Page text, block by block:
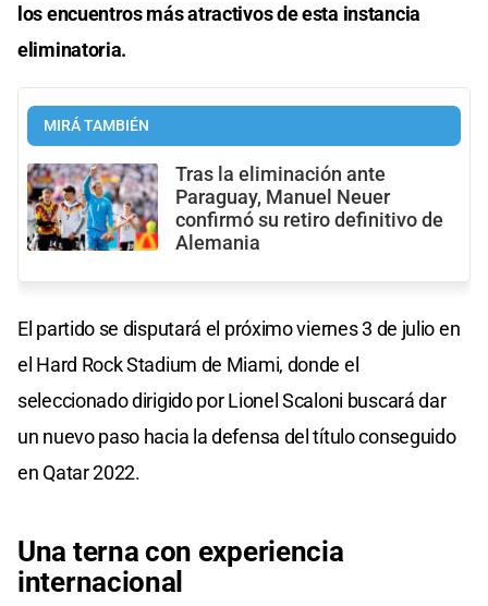
los encuentros más atractivos de esta instancia
eliminatoria.
MIRÁ TAMBIÉN
Tras la eliminación ante
Paraguay, Manuel Neuer
confirmó su retiro definitivo de
Alemania
El partido se disputará el próximo viernes 3 de julio en
el Hard Rock Stadium de Miami, donde el
seleccionado dirigido por Lionel Scaloni buscará dar
un nuevo paso hacia la defensa del título conseguido
en Qatar 2022.
Una terna con experiencia
internacional